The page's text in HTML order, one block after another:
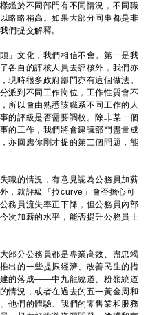
鑑於不同部門有不同情況，不同職
略略稍高。如果大部分同事都是非
們提交解釋。
文化，我們相信不會。第一是我
各自的評核人員去評核外，我們亦
現時很多政府部門亦有這個做法。
派到不同工作崗位，工作性質會不
所以會由熟悉該職系不同工作的人
的評級是否需要調校。除非某一個
的工作，我們將會建議部門盡量成
亦回應你剛才提的第三個問題，能
職的情況，有意見認為公務員加薪
，就評級「拉curve」會否擔心可
務員流失率正下降，但公務員內部
次加薪的水平，能否提升公務員士
部分公務員都是專業高效、盡忠竭
出的一些提振經濟、改善民生的措
的落成——中九龍繞道、粉嶺繞道
情況，或者在過去的五一黃金周和
他們的體驗、我們的零售業和服務